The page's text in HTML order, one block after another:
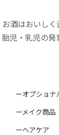
酒はおいし
児・乳児の発
ーオプショナ
ーメイク商品
ーヘアケア